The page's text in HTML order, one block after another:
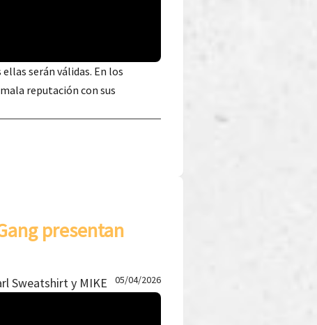
ellas serán válidas. En los
reputación con sus
presentan
Sweatshirt y MIKE 05/04/2026